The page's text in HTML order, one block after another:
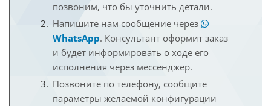
позвоним, что бы уточнить детали.
Напишите нам сообщение через
WhatsApp. Консультант оформит заказ
и будет информировать о ходе его
исполнения через мессенджер.
Позвоните по телефону, сообщите
параметры желаемой конфигурации